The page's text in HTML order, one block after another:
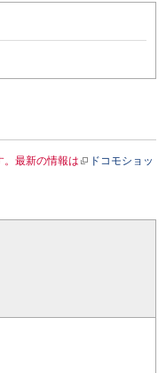
。最新の情報は
ドコモショッ